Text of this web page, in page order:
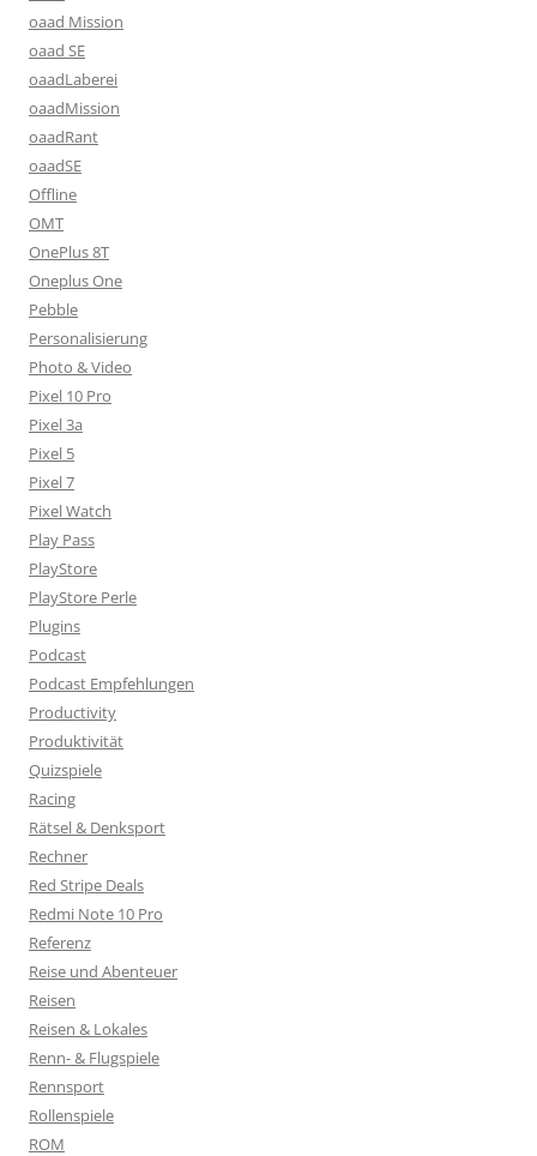
oaad Mission
oaad SE
oaadLaberei
oaadMission
oaadRant
oaadSE
Offline
OMT
OnePlus 8T
Oneplus One
Pebble
Personalisierung
Photo & Video
Pixel 10 Pro
Pixel 3a
Pixel 5
Pixel 7
Pixel Watch
Play Pass
PlayStore
PlayStore Perle
Plugins
Podcast
Podcast Empfehlungen
Productivity
Produktivität
Quizspiele
Racing
Rätsel & Denksport
Rechner
Red Stripe Deals
Redmi Note 10 Pro
Referenz
Reise und Abenteuer
Reisen
Reisen & Lokales
Renn- & Flugspiele
Rennsport
Rollenspiele
ROM